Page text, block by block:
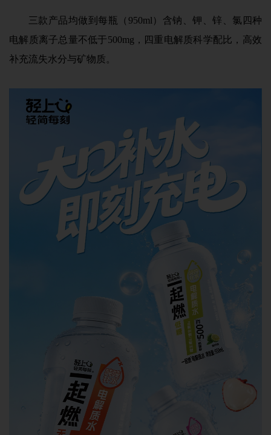
三款产品均做到每瓶（950ml）含钠、钾、锌、氯四种
电解质离子总量不低于500mg，四重电解质科学配比，高效
补充流失水分与矿物质。